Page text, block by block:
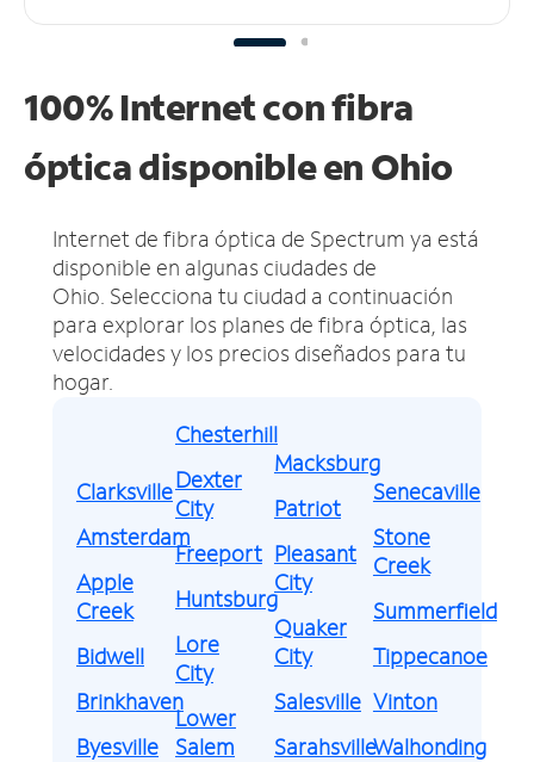
100% Internet con fibra
óptica disponible en Ohio
Internet de fibra óptica de Spectrum ya está
disponible en algunas ciudades de
Ohio. Selecciona tu ciudad a continuación
para explorar los planes de fibra óptica, las
velocidades y los precios diseñados para tu
hogar.
Clarksville
Amsterdam
Apple
Creek
Bidwell
Brinkhaven
Byesville
Chesterhill
Dexter
City
Freeport
Huntsburg
Lore
City
Lower
Salem
Macksburg
Patriot
Pleasant
City
Quaker
City
Salesville
Sarahsville
Senecaville
Stone
Creek
Summerfield
Tippecanoe
Vinton
Walhonding